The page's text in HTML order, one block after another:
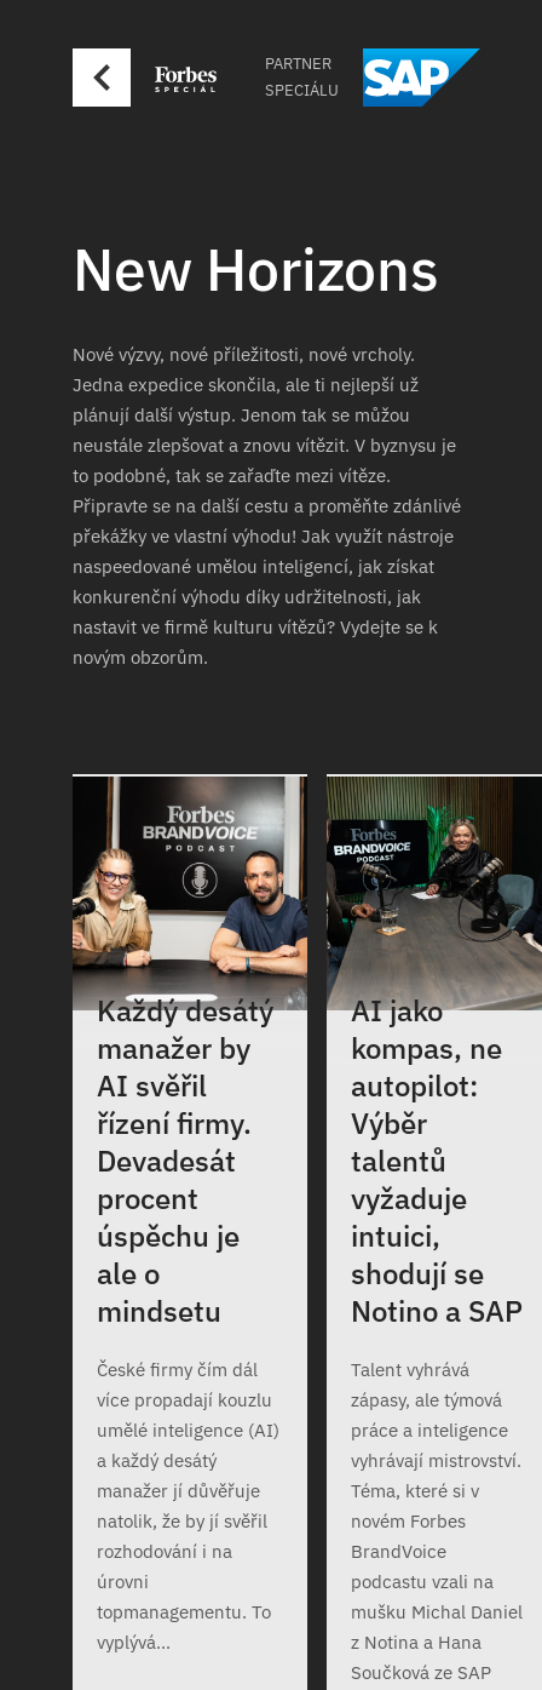
PARTNER
SPECIÁLU
New Horizons
Nové výzvy, nové příležitosti, nové vrcholy.
Jedna expedice skončila, ale ti nejlepší už
plánují další výstup. Jenom tak se můžou
neustále zlepšovat a znovu vítězit. V byznysu je
to podobné, tak se zařaďte mezi vítěze.
Připravte se na další cestu a proměňte zdánlivé
překážky ve vlastní výhodu! Jak využít nástroje
naspeedované umělou inteligencí, jak získat
konkurenční výhodu díky udržitelnosti, jak
nastavit ve firmě kulturu vítězů? Vydejte se k
novým obzorům.
Každý desátý
manažer by
AI svěřil
řízení firmy.
Devadesát
procent
úspěchu je
ale o
mindsetu
České firmy čím dál
více propadají kouzlu
umělé inteligence (AI)
a každý desátý
manažer jí důvěřuje
natolik, že by jí svěřil
rozhodování i na
úrovni
topmanagementu. To
vyplývá...
AI jako
kompas, ne
autopilot:
Výběr
talentů
vyžaduje
intuici,
shodují se
Notino a SAP
Talent vyhrává
zápasy, ale týmová
práce a inteligence
vyhrávají mistrovství.
Téma, které si v
novém Forbes
BrandVoice
podcastu vzali na
mušku Michal Daniel
z Notina a Hana
Součková ze SAP